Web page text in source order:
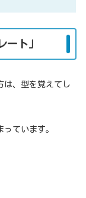
ート」
は、型を覚えてし
ています。